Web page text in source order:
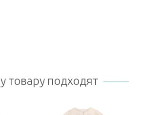
товару подходят